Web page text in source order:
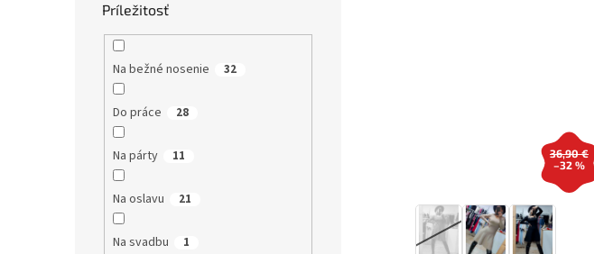
Príležitosť
Na bežné nosenie 32
Do práce 28
Na párty 11
Na oslavu 21
Na svadbu 1
36,90 €
–32 %